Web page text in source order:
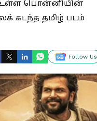
உள்ள பொன்னியின்
கடந்த தமிழ் படம்
Follow Us